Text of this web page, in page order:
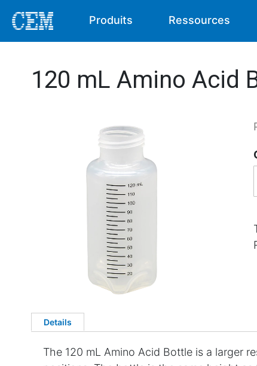
Produits Ressources
120 mL Amino Acid
Details
The 120 mL Amino Acid Bottle is a larger